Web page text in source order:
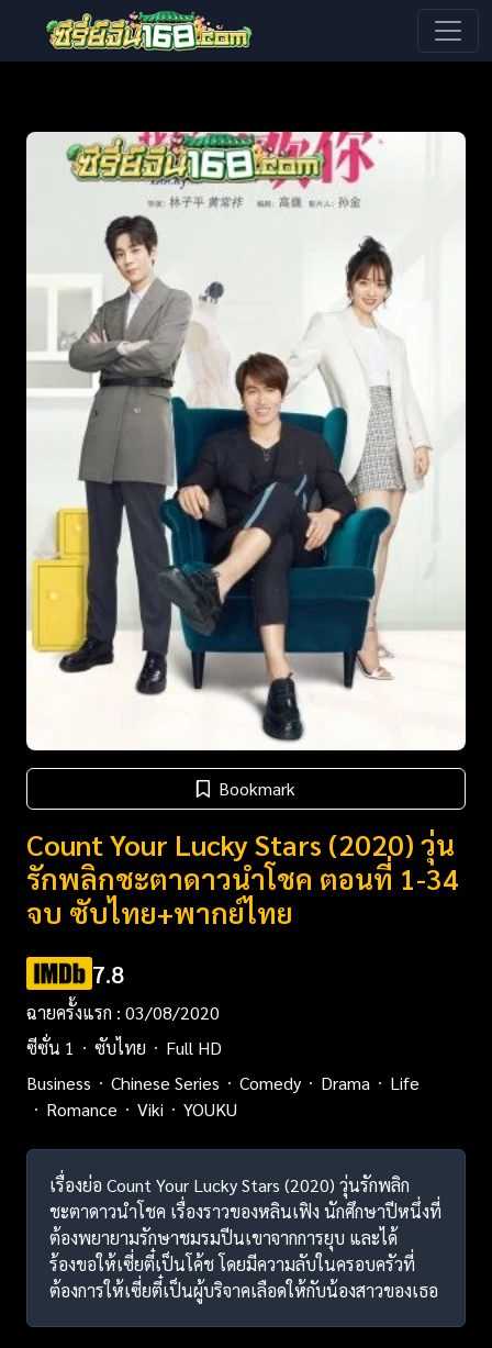
Bookmark
Count Your Lucky Stars (2020) วุ่น
รักพลิกชะตาดาวนำโชค ตอนที่ 1-34
จบ ซับไทย+พากย์ไทย
7.8
ฉายครั้งแรก : 03/08/2020
ซีซั่น 1
ซับไทย
Full HD
Business
Chinese Series Comedy Drama
Life
Romance
Viki YOUKU
เรื่องย่อ Count Your Lucky Stars (2020) วุ่นรักพลิก
ชะตาดาวนำโชค เรื่องราวของหลินเฟิง นักศึกษาปีหนึ่งที่
ต้องพยายามรักษาชมรมปีนเขาจากการยุบ และได้
ร้องขอให้เซี่ยตี๋เป็นโค้ช โดยมีความลับในครอบครัวที่
ต้องการให้เซี่ยตี๋เป็นผู้บริจาคเลือดให้กับน้องสาวของเธอ